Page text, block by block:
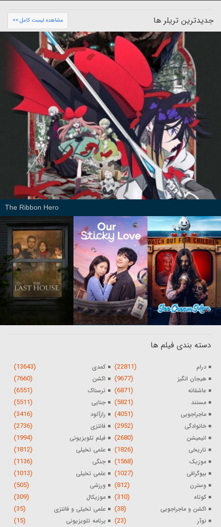
جدیدترین تریلر ها مشاهده لیست کامل >>
The Ribbon Hero
دسته بندی فیلم ها
درام (22811) کمدی (13643)
هیجان انگیز (9677) اکشن (7660)
عاشقانه (6871) ترسناک (6551)
مستند (5821) جنایی (5511)
ماجراجویی (4051) رازآلود (3416)
خانوادگی (2952) فانتزی (2736)
انیمیشن (2680) فیلم تلویزیونی (1994)
تاریخی (1826) علمی تخیلی (1812)
موزیک (1568) جنگی (1136)
بیوگرافی (1027) علمی تخیلی (1013)
وسترن (812) ورزشی (505)
کوتاه (310) موزیکال (309)
اکشن و ماجراجویی (38) علمی تخیلی و فانتزی (35)
نوآر (23) برنامه تلویزیونی (15)